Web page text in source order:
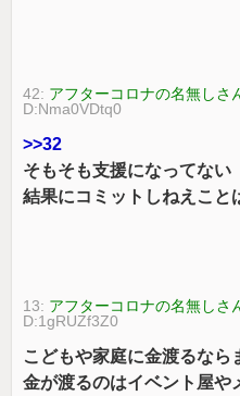
42: アフターコロナの名無しさ
D:Nma0VDtq0
>>32
そもそも支援になってない
結果にコミットしねえこと
13: アフターコロナの名無しさ
D:1gRUZf3Z0
こどもや家庭に金渡るなら
金が渡るのはイベント屋や